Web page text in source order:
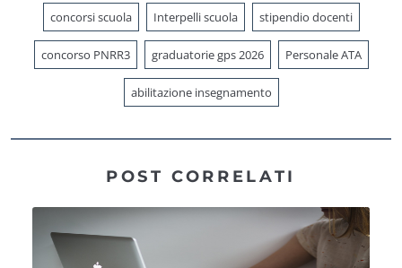
concorsi scuola Interpelli scuola stipendio docenti
concorso PNRR3 graduatorie gps 2026 Personale ATA
abilitazione insegnamento
POST CORRELATI